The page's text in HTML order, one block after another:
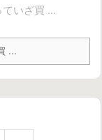
いざ買 ...
...